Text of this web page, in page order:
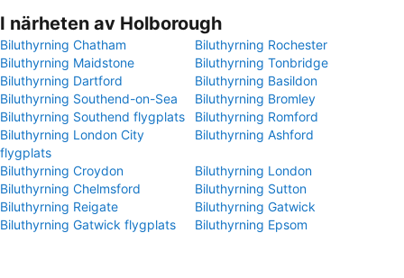
I närheten av Holborough
Biluthyrning Chatham
Biluthyrning Rochester
Biluthyrning Maidstone
Biluthyrning Tonbridge
Biluthyrning Dartford
Biluthyrning Basildon
Biluthyrning Southend-on-Sea
Biluthyrning Bromley
Biluthyrning Southend flygplats
Biluthyrning Romford
Biluthyrning London City
flygplats
Biluthyrning Ashford
Biluthyrning Croydon
Biluthyrning London
Biluthyrning Chelmsford
Biluthyrning Sutton
Biluthyrning Reigate
Biluthyrning Gatwick
Biluthyrning Gatwick flygplats
Biluthyrning Epsom